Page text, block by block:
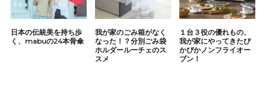
日本の伝統美を持ち歩
く、mabuの24本骨傘
我が家のごみ箱がなく
なった！？分別ごみ袋
ホルダールーチェのス
スメ
１台３役の優れもの、
我が家にやってきたぴ
かぴかノンフライオー
ブン！